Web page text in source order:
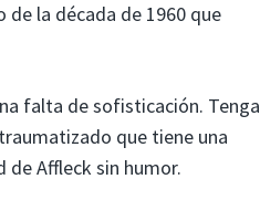
la década de 1960 que
falta de sofisticación. Tenga
que tiene una
de Affleck sin humor.